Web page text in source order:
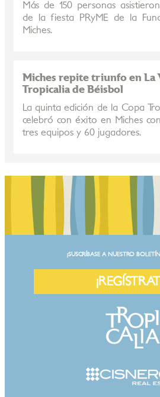
Más de 150 personas
de la fiesta PRyME de la
Miches.
Miches repite triunfo en La
Tropicalia de Béisbol
La quinta edición de la Copa
celebró con éxito en Miches
tres equipos y 60 jugadores.
¡SUSCRÍBASE A NUESTRO